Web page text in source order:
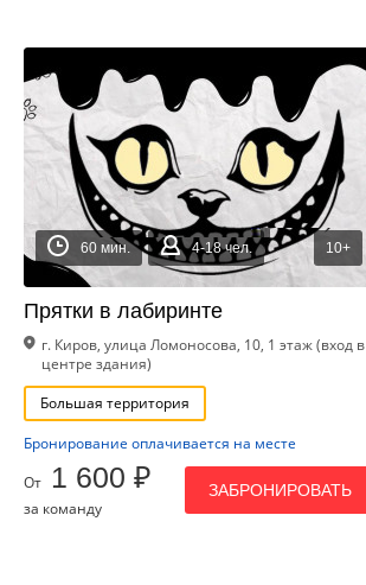
60 мин. 4-18 чел. 10+
Прятки в лабиринте
г. Киров, улица Ломоносова, 10, 1 этаж (вход в
центре здания)
Большая территория
Бронирование оплачивается на месте
От 1 600 ₽
за команду
ЗАБРОНИРОВАТЬ